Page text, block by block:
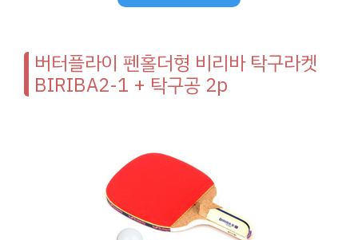
버터플라이 펜홀더형 비리바 탁구라켓
BIRIBA2-1 + 탁구공 2p